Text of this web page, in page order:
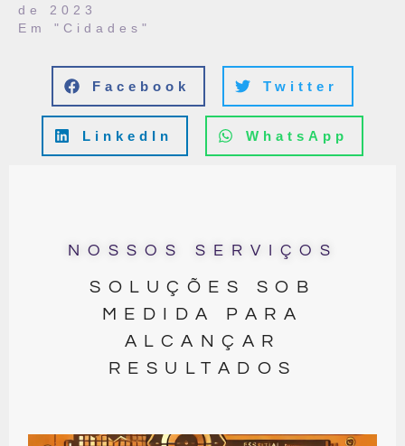
de 2023
Em "Cidades"
Facebook Twitter
LinkedIn WhatsApp
NOSSOS SERVIÇOS
SOLUÇÕES SOB
MEDIDA PARA
ALCANÇAR
RESULTADOS